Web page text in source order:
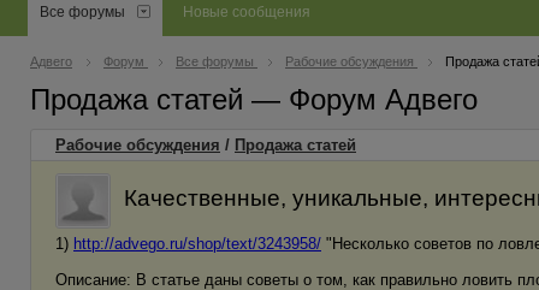
Все форумы Новые сообщения
Адвего Форум Все форумы Рабочие обсуждения Продажа
Продажа статей — Форум Адвего
Рабочие обсуждения / Продажа статей
Качественные, уникальные,
1) http://advego.ru/shop/text/3243958/ "Несколько советов по
Описание: В статье даны советы о том, как правильно ловить